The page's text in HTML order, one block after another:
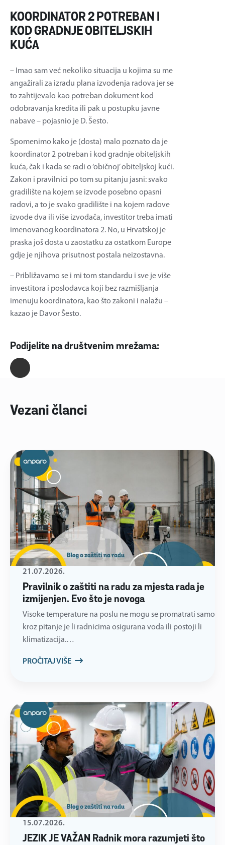
KOORDINATOR 2 POTREBAN I
KOD GRADNJE OBITELJSKIH
KUĆA
– Imao sam već nekoliko situacija u kojima su me
angažirali za izradu plana izvođenja radova jer se
to zahtijevalo kao potreban dokument kod
odobravanja kredita ili pak u postupku javne
nabave – pojasnio je D. Šesto.
Spomenimo kako je (dosta) malo poznato da je
koordinator 2 potreban i kod gradnje obiteljskih
kuća, čak i kada se radi o ‘običnoj’ obiteljskoj kući.
Zakon i pravilnici po tom su pitanju jasni: svako
gradilište na kojem se izvode posebno opasni
radovi, a to je svako gradilište i na kojem radove
izvode dva ili više izvođača, investitor treba imati
imenovanog koordinatora 2. No, u Hrvatskoj je
praska još dosta u zaostatku za ostatkom Europe
gdje je njihova prisutnost postala neizostavna.
– Približavamo se i mi tom standardu i sve je više
investitora i poslodavca koji bez razmišljanja
imenuju koordinatora, kao što zakoni i nalažu –
kazao je Davor Šesto.
Podijelite na društvenim mrežama:
Vezani članci
Pravilnik o zaštiti na radu za mjesta rada je
izmijenjen. Evo što je novoga
21.07.2026.
Visoke temperature na poslu ne mogu se promatrati samo
kroz pitanje je li radnicima osigurana voda ili postoji li
klimatizacija.…
PROČITAJ VIŠE
JEZIK JE VAŽAN Radnik mora razumjeti što
15.07.2026.